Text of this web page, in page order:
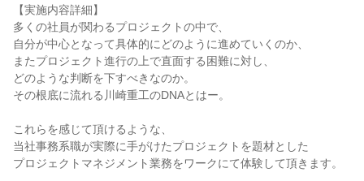
【実施内容詳細】
多くの社員が関わるプロジェクトの中で、
自分が中心となって具体的にどのように進めていくのか、
またプロジェクト進行の上で直面する困難に対し、
どのような判断を下すべきなのか。
その根底に流れる川崎重工のDNAとはー。
これらを感じて頂けるような、
当社事務系職が実際に手がけたプロジェクトを題材とした
プロジェクトマネジメント業務をワークにて体験して頂きます。